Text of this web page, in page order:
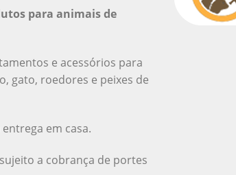
para animais de
e acessórios para
gato, roedores e peixes de
em casa.
a cobrança de portes